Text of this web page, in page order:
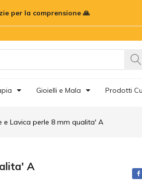
per la comprensione 🙏
Gioielli e Mala Prodotti
e Lavica perle 8 mm qualita' A
A
A